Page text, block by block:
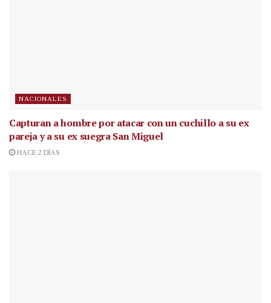
NACIONALES
Capturan a hombre por atacar con un cuchillo a su ex
pareja y a su ex suegra San Miguel
HACE 2 DÍAS